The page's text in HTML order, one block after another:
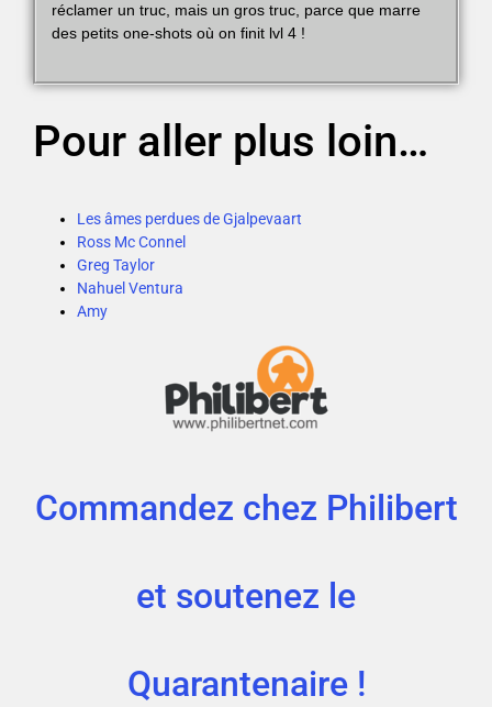
réclamer un truc, mais un gros truc, parce que marre
des petits one-shots où on finit lvl 4 !
Pour aller plus loin…
Les âmes perdues de Gjalpevaart
Ross Mc Connel
Greg Taylor
Nahuel Ventura
Amy
Commandez chez Philibert
et soutenez le
Quarantenaire !